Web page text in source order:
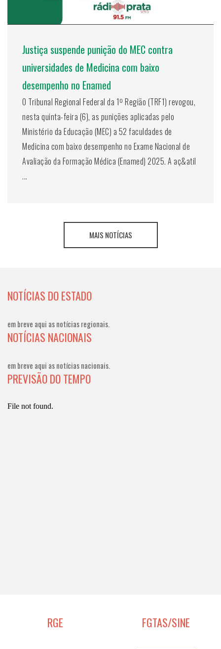
Justiça suspende punição do MEC contra
universidades de Medicina com baixo
desempenho no Enamed
O Tribunal Regional Federal da 1º Região (TRF1) revogou,
nesta quinta-feira (6), as punições aplicadas pelo
Ministério da Educação (MEC) a 52 faculdades de
Medicina com baixo desempenho no Exame Nacional de
Avaliação da Formação Médica (Enamed) 2025. A aç&atil
...
MAIS NOTÍCIAS
NOTÍCIAS DO ESTADO
em breve aqui as notícias regionais.
NOTÍCIAS NACIONAIS
em breve aqui as notícias nacionais.
PREVISÃO DO TEMPO
RGE FGTAS/SINE